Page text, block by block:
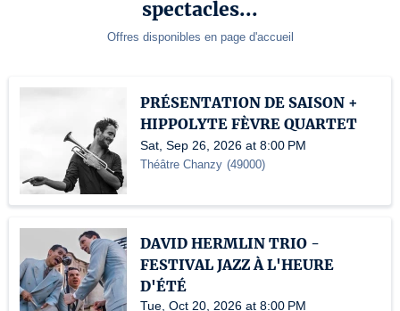
spectacles...
Offres disponibles en page d'accueil
PRÉSENTATION DE SAISON +
HIPPOLYTE FÈVRE QUARTET
Sat, Sep 26, 2026 at 8:00 PM
Théâtre Chanzy (49000)
DAVID HERMLIN TRIO -
FESTIVAL JAZZ À L'HEURE
D'ÉTÉ
Tue, Oct 20, 2026 at 8:00 PM